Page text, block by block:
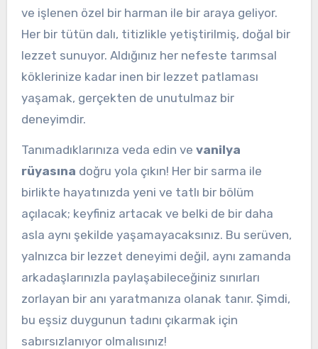
ve işlenen özel bir harman ile bir araya geliyor.
Her bir tütün dalı, titizlikle yetiştirilmiş, doğal bir
lezzet sunuyor. Aldığınız her nefeste tarımsal
köklerinize kadar inen bir lezzet patlaması
yaşamak, gerçekten de unutulmaz bir
deneyimdir.
Tanımadıklarınıza veda edin ve vanilya
rüyasına doğru yola çıkın! Her bir sarma ile
birlikte hayatınızda yeni ve tatlı bir bölüm
açılacak; keyfiniz artacak ve belki de bir daha
asla aynı şekilde yaşamayacaksınız. Bu serüven,
yalnızca bir lezzet deneyimi değil, aynı zamanda
arkadaşlarınızla paylaşabileceğiniz sınırları
zorlayan bir anı yaratmanıza olanak tanır. Şimdi,
bu eşsiz duygunun tadını çıkarmak için
sabırsızlanıyor olmalısınız!